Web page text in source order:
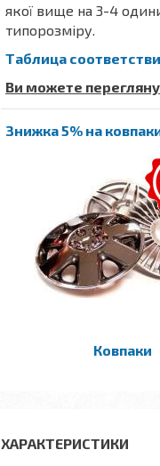
якої вище на 3-4
типорозміру.
Таблица
Ви можете
Знижка 5% на
Ковпаки
ХАРАКТЕРИСТИКИ